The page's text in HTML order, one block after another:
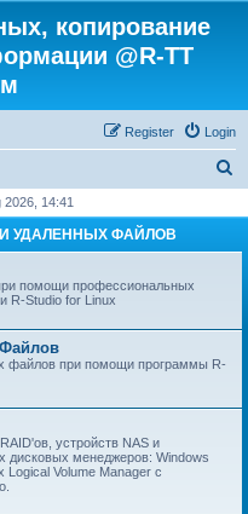
копирование
@R-TT
Login
Register
r
2026, 14:41
УДАЛЕННЫХ ФАЙЛОВ
помощи профессиональных
R-Studio for Linux
файлов при помощи программы R-
устройств NAS и
дисковых менеджеров: Windows
Logical Volume Manager с